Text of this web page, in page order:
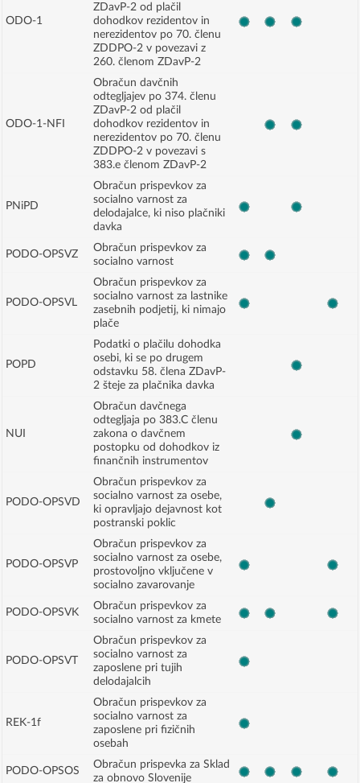
ODO-1
ZDavP-2 od plačil
dohodkov rezidentov in
nerezidentov po 70. členu
ZDDPO-2 v povezavi z
260. členom ZDavP-2
ODO-1-NFI
Obračun davčnih
odtegljajev po 374. členu
ZDavP-2 od plačil
dohodkov rezidentov in
nerezidentov po 70. členu
ZDDPO-2 v povezavi s
383.e členom ZDavP-2
PNiPD
Obračun prispevkov za
socialno varnost za
delodajalce, ki niso plačniki
davka
PODO-OPSVZ
Obračun prispevkov za
socialno varnost
PODO-OPSVL
Obračun prispevkov za
socialno varnost za lastnike
zasebnih podjetij, ki nimajo
plače
POPD
Podatki o plačilu dohodka
osebi, ki se po drugem
odstavku 58. člena ZDavP-
2 šteje za plačnika davka
NUI
Obračun davčnega
odtegljaja po 383.C členu
zakona o davčnem
postopku od dohodkov iz
finančnih instrumentov
PODO-OPSVD
Obračun prispevkov za
socialno varnost za osebe,
ki opravljajo dejavnost kot
postranski poklic
PODO-OPSVP
Obračun prispevkov za
socialno varnost za osebe,
prostovoljno vključene v
socialno zavarovanje
PODO-OPSVK
Obračun prispevkov za
socialno varnost za kmete
PODO-OPSVT
Obračun prispevkov za
socialno varnost za
zaposlene pri tujih
delodajalcih
REK-1f
Obračun prispevkov za
socialno varnost za
zaposlene pri fizičnih
osebah
PODO-OPSOS
Obračun prispevka za Sklad
za obnovo Slovenije